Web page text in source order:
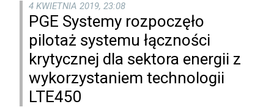
4 KWIETNIA 2019, 23:08
PGE Systemy rozpoczęło
pilotaż systemu łączności
krytycznej dla sektora energii z
wykorzystaniem technologii
LTE450